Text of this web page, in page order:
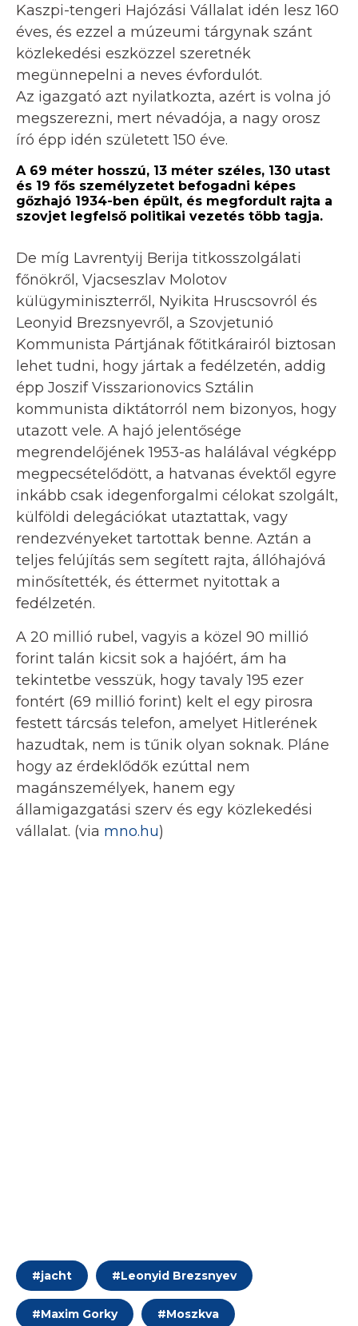
Kaszpi-tengeri Hajózási Vállalat idén lesz 160
éves, és ezzel a múzeumi tárgynak szánt
közlekedési eszközzel szeretnék
megünnepelni a neves évfordulót.
Az igazgató azt nyilatkozta, azért is volna jó
megszerezni, mert névadója, a nagy orosz
író épp idén született 150 éve.
A 69 méter hosszú, 13 méter széles, 130 utast
és 19 fős személyzetet befogadni képes
gőzhajó 1934-ben épült, és megfordult rajta a
szovjet legfelső politikai vezetés több tagja.
De míg Lavrentyij Berija titkosszolgálati
főnökről, Vjacseszlav Molotov
külügyminiszterről, Nyikita Hruscsovról és
Leonyid Brezsnyevről, a Szovjetunió
Kommunista Pártjának főtitkárairól biztosan
lehet tudni, hogy jártak a fedélzetén, addig
épp Joszif Visszarionovics Sztálin
kommunista diktátorról nem bizonyos, hogy
utazott vele. A hajó jelentősége
megrendelőjének 1953-as halálával végképp
megpecsételődött, a hatvanas évektől egyre
inkább csak idegenforgalmi célokat szolgált,
külföldi delegációkat utaztattak, vagy
rendezvényeket tartottak benne. Aztán a
teljes felújítás sem segített rajta, állóhajóvá
minősítették, és éttermet nyitottak a
fedélzetén.
A 20 millió rubel, vagyis a közel 90 millió
forint talán kicsit sok a hajóért, ám ha
tekintetbe vesszük, hogy tavaly 195 ezer
fontért (69 millió forint) kelt el egy pirosra
festett tárcsás telefon, amelyet Hitlerének
hazudtak, nem is tűnik olyan soknak. Pláne
hogy az érdeklődők ezúttal nem
magánszemélyek, hanem egy
államigazgatási szerv és egy közlekedési
vállalat. (via mno.hu)
#jacht #Leonyid Brezsnyev
#Maxim Gorky #Moszkva